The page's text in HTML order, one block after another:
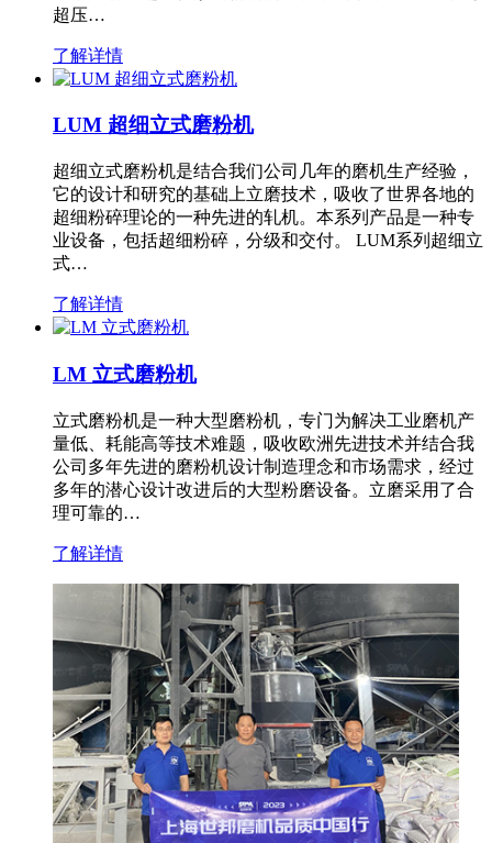
超压…
了解详情
LUM 超细立式磨粉机
超细立式磨粉机是结合我们公司几年的磨机生产经验，
它的设计和研究的基础上立磨技术，吸收了世界各地的
超细粉碎理论的一种先进的轧机。本系列产品是一种专
业设备，包括超细粉碎，分级和交付。 LUM系列超细立
式…
了解详情
LM 立式磨粉机
立式磨粉机是一种大型磨粉机，专门为解决工业磨机产
量低、耗能高等技术难题，吸收欧洲先进技术并结合我
公司多年先进的磨粉机设计制造理念和市场需求，经过
多年的潜心设计改进后的大型粉磨设备。立磨采用了合
理可靠的…
了解详情